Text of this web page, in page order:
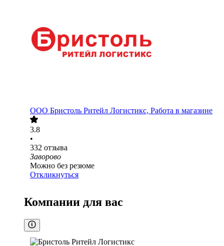
ООО Бристоль Ритейл Логистикс, Работа в магазине
3.8
•
332 отзыва
Заворово
Можно без резюме
Откликнуться
Компании для вас